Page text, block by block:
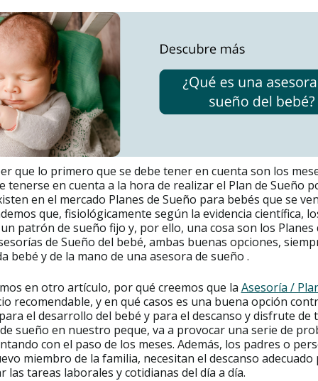
que lo primero que se debe tener en cuenta son los
tenerse en cuenta a la hora de realizar el Plan de Sueño
en el mercado Planes de Sueño para bebés que se
que, fisiológicamente según la evidencia científica,
patrón de sueño fijo y, por ello, una cosa son los Planes
de Sueño del bebé, ambas buenas opciones,
bebé y de la mano de una asesora de sueño .
en otro artículo, por qué creemos que la Asesoría /
recomendable, y en qué casos es una buena opción
el desarrollo del bebé y para el descanso y disfrute de
sueño en nuestro peque, va a provocar una serie de
con el paso de los meses. Además, los padres o
miembro de la familia, necesitan el descanso
las tareas laborales y cotidianas del día a día.